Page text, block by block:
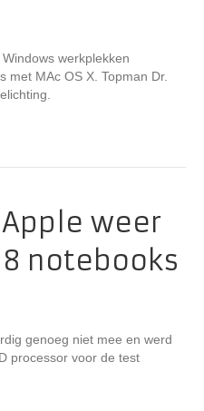
werkplekken
met MAc OS X. Topman Dr.
weer
notebooks
genoeg niet mee en werd
processor voor de test